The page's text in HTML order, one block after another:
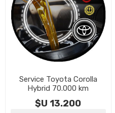
Service Toyota Corolla
Hybrid 70.000 km
$U 13.200